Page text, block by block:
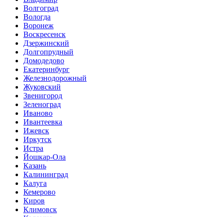
Волгоград
Вологда
Воронеж
Воскресенск
Дзержинский
Долгопрудный
Домодедово
Екатеринбург
Железнодорожный
Жуковский
Звенигород
Зеленоград
Иваново
Ивантеевка
Ижевск
Иркутск
Истра
Йошкар-Ола
Казань
Калининград
Калуга
Кемерово
Киров
Климовск